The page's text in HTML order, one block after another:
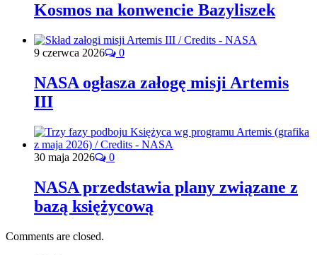
Kosmos na konwencie Bazyliszek
9 czerwca 2026 0
NASA ogłasza załogę misji Artemis
III
30 maja 2026 0
NASA przedstawia plany związane z
bazą księżycową
Comments are closed.